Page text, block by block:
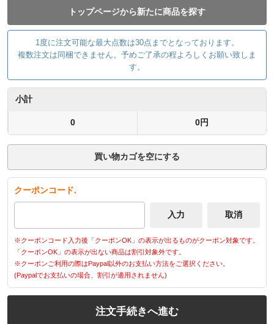
トップページから新たに商品を探す
1度に注文可能な最大点数は30点までとなっております。
複数注文は同梱できません。予めご了承の程よろしくお願い致しま
す。
小計
0 0円
買い物カゴを空にする
クーポンコード.
※クーポンコード入力後「クーポンOK」の表示が出るものがクーポン対象です。
「クーポンOK」の表示が出ない商品は割引対象外です。
※クーポンご利用の際はPaypal以外のお支払い方法をご選択ください。
(Paypalでお支払いの場合、割引が適用されません)
注文手続きへ進む